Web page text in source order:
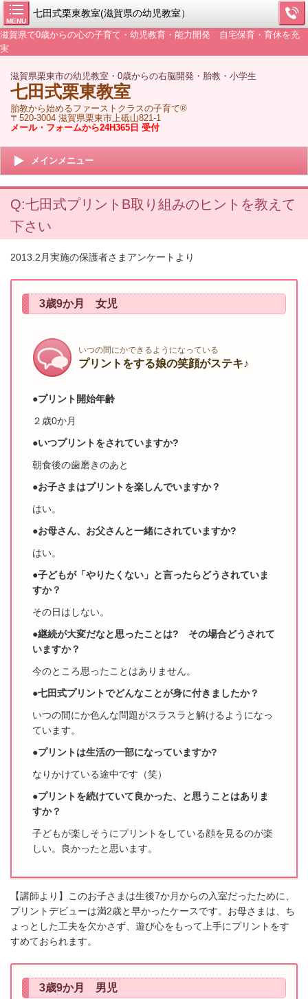
MENU
七田式栗東教室(滋賀県の幼児教室）
滋賀県で0歳からの心の子育て・幼児教育・能力開発 自宅保育・育休を充
実
滋賀県栗東市の幼児教室・0歳からの右脳開発・胎教・小学生
七田式栗東教室
胎教から始めるファーストクラスの子育て®
〒520-3004 滋賀県栗東市上砥山821-1
メール・フォームから24H365日 受付
メインメニュー
Q:七田式プリントB取り組みのヒントを教えて
下さい
2013.2月実施の保護者さまアンケートより
3歳9か月 女児
いつの間にかできるようになっている
プリントをする娘の笑顔がステキ♪
●プリント開始年齢
２歳0か月
●いつプリントをされていますか?
朝食後の歯磨きのあと
●お子さまはプリントを楽しんでいますか？
はい。
●お母さん、お父さんと一緒にされていますか?
はい。
●子どもが「やりたくない」と言ったらどうされていま
すか？
その日はしない。
●継続が大変だなと思ったことは? その場合どうされて
いますか？
今のところ思ったことはありません。
●七田式プリントでどんなことが身に付きましたか？
いつの間にか色んな問題がスラスラと解けるようになっ
ています。
●プリントは生活の一部になっていますか?
なりかけている途中です（笑）
●プリントを続けていて良かった、と思うことはありま
すか？
子どもが楽しそうにプリントをしている顔を見るのが楽
しい。良かったと思います。
【講師より】このお子さまは生後7か月からの入室だったために、
プリントデビューは満2歳と早かったケースです。お母さまは、ち
ょっとした工夫を欠かさず、遊び心をもって上手にプリントをす
すめておられます。
3歳9か月 男児